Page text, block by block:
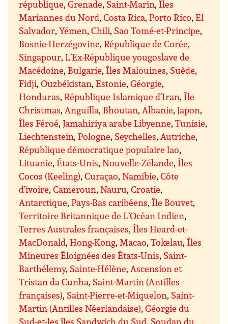
république,Grenade, Saint-Marin,Îles
Mariannes du Nord,Costa Rica,Porto Rico,El
Salvador,Yémen,Chili, Sao Tomé-et-Principe,
Bosnie-Herzégovine,République de Corée,
Singapour,L’Ex-République yougoslave de
Macédoine, Bulgarie,Îles Malouines, Suède,
Fidji,Ouzbékistan,Estonie,Géorgie,
Honduras,République Islamique d’Iran,Île
Christmas,Anguilla, Bhoutan,Albanie,Japon,
Îles Féroé,Jamahiriya arabe Libyenne,Tunisie,
Liechtenstein,Pologne, Seychelles,Autriche,
République démocratique populaire lao,
Lituanie,États-Unis,Nouvelle-Zélande,Îles
Cocos (Keeling),Curaçao,Namibie,Côte
d’ivoire,Cameroun,Nauru,Croatie,
Antarctique,Pays-Bas caribéens,Île Bouvet,
Territoire Britannique de L’Océan Indien,
Terres Australes françaises,Îles Heard-et-
MacDonald,Hong-Kong,Macao,Tokelau,Îles
Mineures Éloignées des États-Unis, Saint-
Barthélemy, Sainte-Hélène, Ascension et
Tristan da Cunha, Saint-Martin (Antilles
françaises), Saint-Pierre-et-Miquelon, Saint-
Martin (Antilles Néerlandaise),Géorgie du
Sud-et-les îles Sandwich du Sud, Soudan du